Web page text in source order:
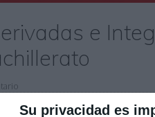
Su privacidad es
e